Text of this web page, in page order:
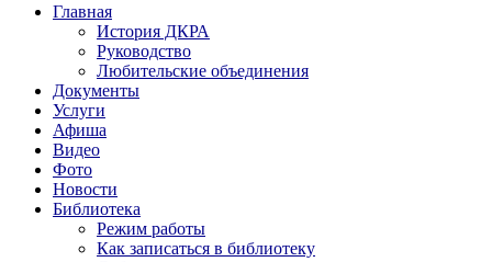
Главная
История ДКРА
Руководство
Любительские объединения
Документы
Услуги
Афиша
Видео
Фото
Новости
Библиотека
Режим работы
Как записаться в библиотеку